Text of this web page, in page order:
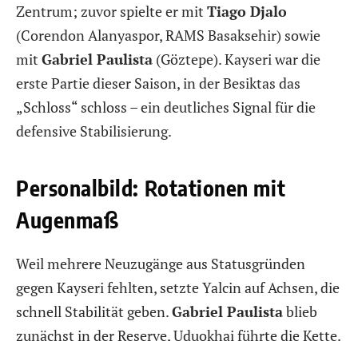
Zentrum; zuvor spielte er mit Tiago Djalo
(Corendon Alanyaspor, RAMS Basaksehir) sowie
mit Gabriel Paulista (Göztepe). Kayseri war die
erste Partie dieser Saison, in der Besiktas das
„Schloss“ schloss – ein deutliches Signal für die
defensive Stabilisierung.
Personalbild: Rotationen mit
Augenmaß
Weil mehrere Neuzugänge aus Statusgründen
gegen Kayseri fehlten, setzte Yalcin auf Achsen, die
schnell Stabilität geben.Gabriel Paulistablieb
zunächst in der Reserve, Uduokhai führte die Kette.